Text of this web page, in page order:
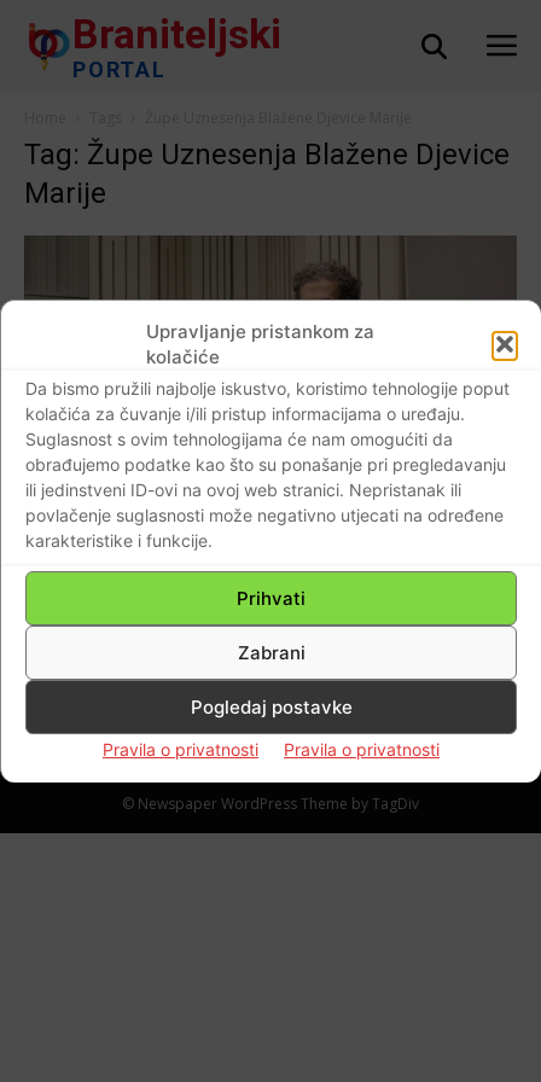
Upravljanje pristankom za
kolačiće
Da bismo pružili najbolje iskustvo, koristimo tehnologije poput
kolačića za čuvanje i/ili pristup informacijama o uređaju.
Suglasnost s ovim tehnologijama će nam omogućiti da
obrađujemo podatke kao što su ponašanje pri pregledavanju
ili jedinstveni ID-ovi na ovoj web stranici. Nepristanak ili
povlačenje suglasnosti može negativno utjecati na određene
karakteristike i funkcije.
Prihvati
Zabrani
Pogledaj postavke
Pravila o privatnosti Pravila o privatnosti
Braniteljski
PORTAL
Tag: Župe Uznesenja Blažene Djevice
Marije
AKTUALNO
AKTUALNO: Zatvara se crkva Uznesenja
Blažene Djevice Marije u zagrebačkim
Braniteljski portal
Impressum Kontaktirajte nas Pravila o privatnosti
© Newspaper WordPress Theme by TagDiv